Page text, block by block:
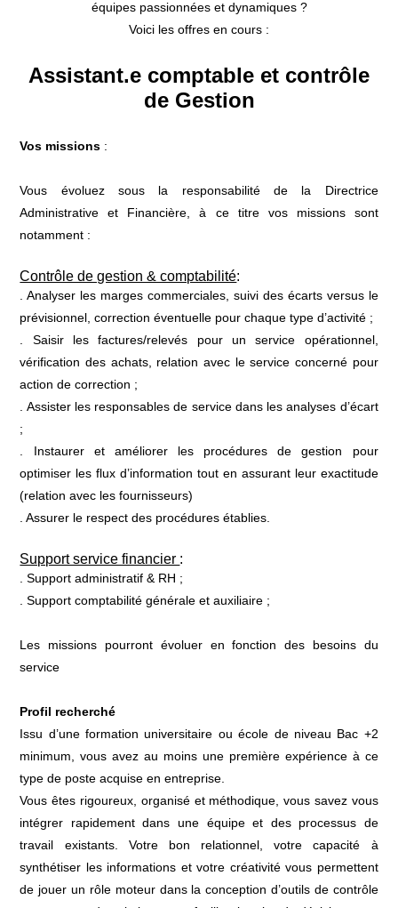
équipes passionnées et dynamiques ?
Voici les offres en cours :
Assistant.e comptable et contrôle
de Gestion
Vos missions :
Vous évoluez sous la responsabilité de la Directrice
Administrative et Financière, à ce titre vos missions sont
notamment :
Contrôle de gestion & comptabilité:
. Analyser les marges commerciales, suivi des écarts versus le
prévisionnel, correction éventuelle pour chaque type d’activité ;
. Saisir les factures/relevés pour un service opérationnel,
vérification des achats, relation avec le service concerné pour
action de correction ;
. Assister les responsables de service dans les analyses d’écart
;
. Instaurer et améliorer les procédures de gestion pour
optimiser les flux d’information tout en assurant leur exactitude
(relation avec les fournisseurs)
. Assurer le respect des procédures établies.
Support service financier :
. Support administratif & RH ;
. Support comptabilité générale et auxiliaire ;
Les missions pourront évoluer en fonction des besoins du
service
Profil recherché
Issu d’une formation universitaire ou école de niveau Bac +2
minimum, vous avez au moins une première expérience à ce
type de poste acquise en entreprise.
Vous êtes rigoureux, organisé et méthodique, vous savez vous
intégrer rapidement dans une équipe et des processus de
travail existants. Votre bon relationnel, votre capacité à
synthétiser les informations et votre créativité vous permettent
de jouer un rôle moteur dans la conception d’outils de contrôle